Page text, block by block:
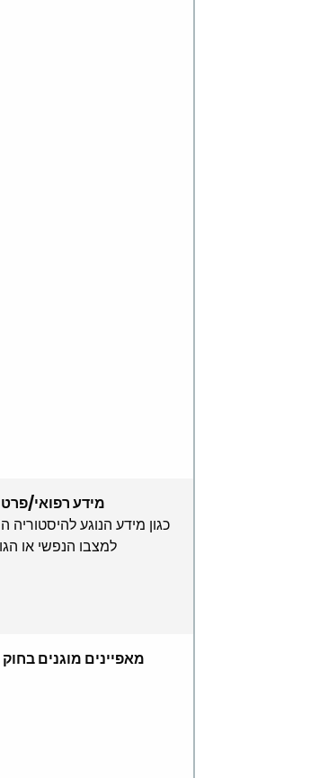
מידע רפואי/
כגון מידע הנוגע
למצבו הנפשי או
מאפיינים מוגנים